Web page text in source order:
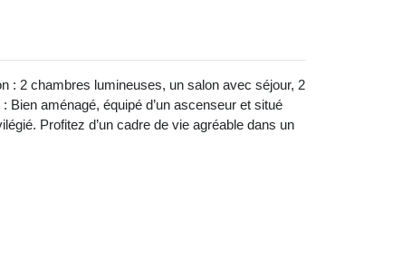
: 2 chambres lumineuses, un salon avec séjour, 2
aménagé, équipé d’un ascenseur et situé
Profitez d’un cadre de vie agréable dans un